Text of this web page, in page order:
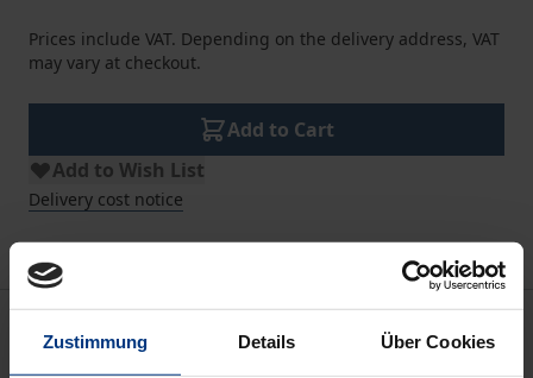
Zustimmung Details Über Cookies
Prices include VAT. Depending on the delivery address, VAT
may vary at checkout.
Add to Cart
Add to Wish List
Delivery cost notice